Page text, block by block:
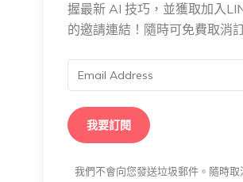
握最新 AI 技巧，並獲取加入
的邀請連結！隨時可免費取消
我要訂閱
我們不會向您發送垃圾郵件。隨時取